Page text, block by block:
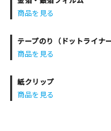
商品を見る
テープのり（ドットライナ
商品を見る
紙クリップ
商品を見る